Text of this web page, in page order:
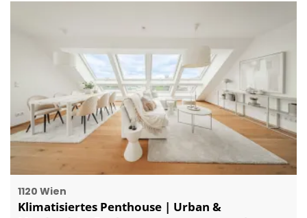
1120 Wien
Klimatisiertes Penthouse | Urban &